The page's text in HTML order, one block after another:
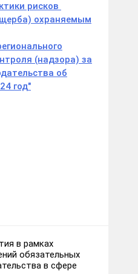
рисков
охраняемым
(надзора) за
об
год"
в рамках
обязательных
в сфере